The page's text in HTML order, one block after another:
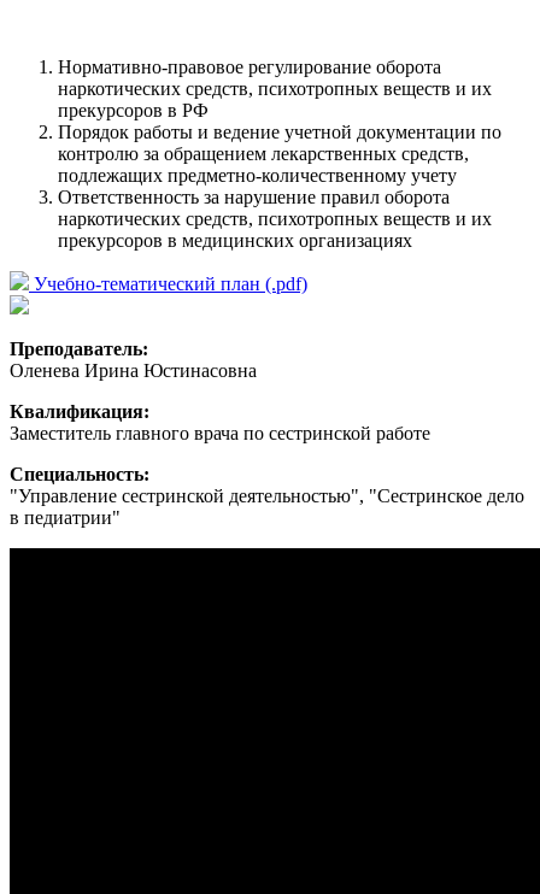
Нормативно-правовое регулирование оборота
наркотических средств, психотропных веществ и их
прекурсоров в РФ
Порядок работы и ведение учетной документации по
контролю за обращением лекарственных средств,
подлежащих предметно-количественному учету
Ответственность за нарушение правил оборота
наркотических средств, психотропных веществ и их
прекурсоров в медицинских организациях
Учебно-тематический план (.pdf)
Преподаватель:
Оленева Ирина Юстинасовна
Квалификация:
Заместитель главного врача по сестринской работе
Специальность:
"Управление сестринской деятельностью", "Сестринское дело
в педиатрии"